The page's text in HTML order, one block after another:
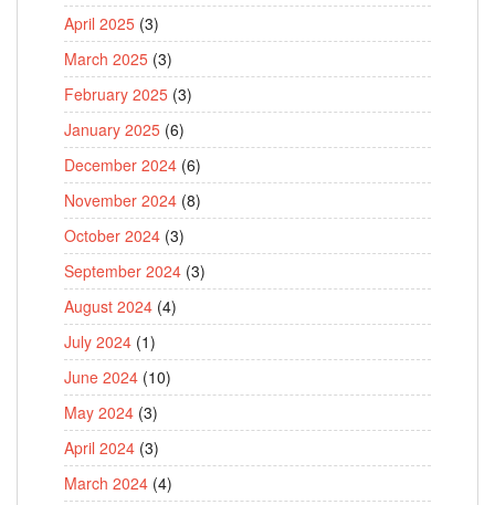
April 2025 (3)
March 2025 (3)
February 2025 (3)
January 2025 (6)
December 2024 (6)
November 2024 (8)
October 2024 (3)
September 2024 (3)
August 2024 (4)
July 2024 (1)
June 2024 (10)
May 2024 (3)
April 2024 (3)
March 2024 (4)